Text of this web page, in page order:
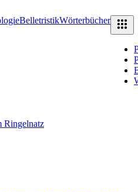
BelletristikWörterbücher